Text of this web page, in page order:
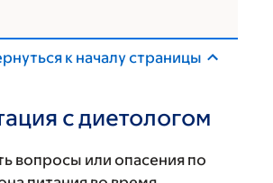
к началу страницы
с диетологом
вопросы или опасения по